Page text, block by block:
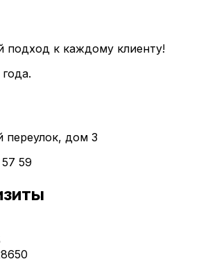
подход к каждому клиенту!
переулок, дом 3
59